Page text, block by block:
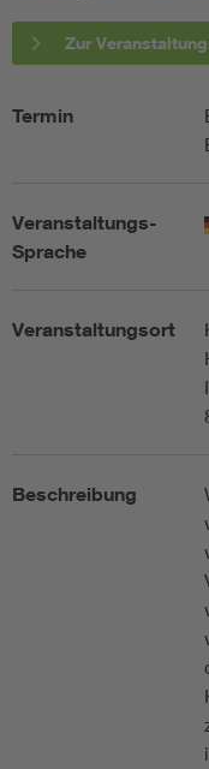
Electromobility
Energy efficiency
Functional safety
Zur
Termin
Veranstaltungs-
Sprache
Veranstaltungsort
Beschreibung